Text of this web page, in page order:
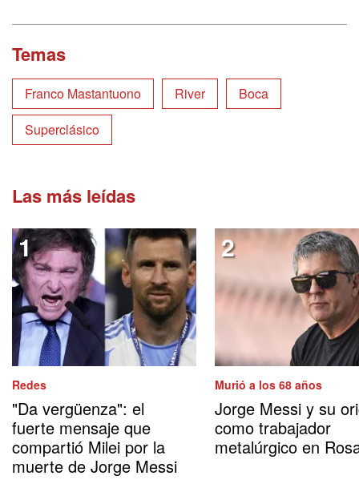
Temas
Franco Mastantuono River
Boca
Superclásico
Las más leídas
Redes
"Da vergüenza": el
fuerte mensaje que
compartió Milei por la
muerte de Jorge Messi
Murió a los 68 años
Jorge Messi y su
como trabajador
metalúrgico en